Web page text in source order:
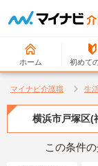
ホーム 初めて
マイナビ介護職 生
横浜市戸塚区(
この条件